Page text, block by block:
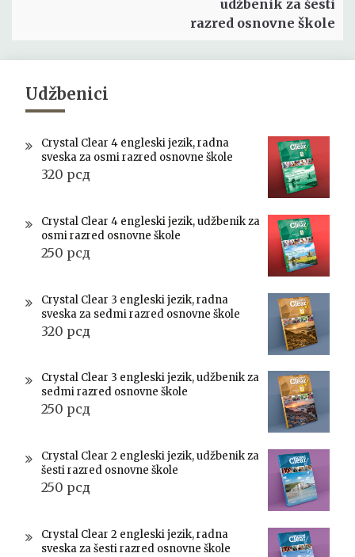
udžbenik za šesti
razred osnovne škole
Udžbenici
Crystal Clear 4 engleski jezik, radna
sveska za osmi razred osnovne škole
320 рсд
Crystal Clear 4 engleski jezik, udžbenik za
osmi razred osnovne škole
250 рсд
Crystal Clear 3 engleski jezik, radna
sveska za sedmi razred osnovne škole
320 рсд
Crystal Clear 3 engleski jezik, udžbenik za
sedmi razred osnovne škole
250 рсд
Crystal Clear 2 engleski jezik, udžbenik za
šesti razred osnovne škole
250 рсд
Crystal Clear 2 engleski jezik, radna
sveska za šesti razred osnovne škole